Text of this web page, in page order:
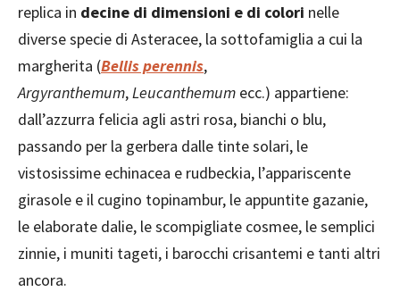
replica in decine di dimensioni e di colori nelle
diverse specie di Asteracee, la sottofamiglia a cui la
margherita (Bellis perennis,
Argyranthemum,Leucanthemum ecc.) appartiene:
dall’azzurra felicia agli astri rosa, bianchi o blu,
passando per la gerbera dalle tinte solari, le
vistosissime echinacea e rudbeckia, l’appariscente
girasole e il cugino topinambur, le appuntite gazanie,
le elaborate dalie, le scompigliate cosmee, le semplici
zinnie, i muniti tageti, i barocchi crisantemi e tanti altri
ancora.